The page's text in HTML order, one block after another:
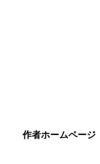
作者ホームページ